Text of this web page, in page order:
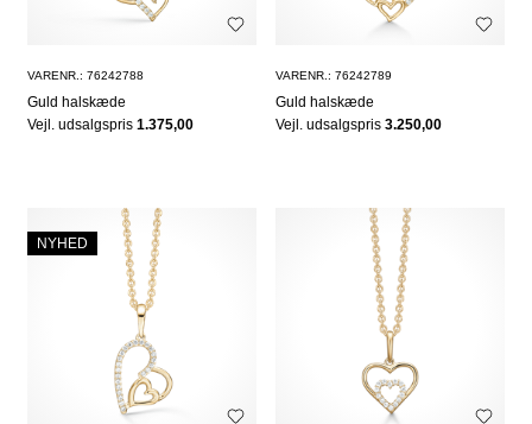
VARENR.: 76242788
Guld halskæde
Vejl. udsalgspris 1.375,00
VARENR.: 76242789
Guld halskæde
Vejl. udsalgspris3.250,00
NYHED